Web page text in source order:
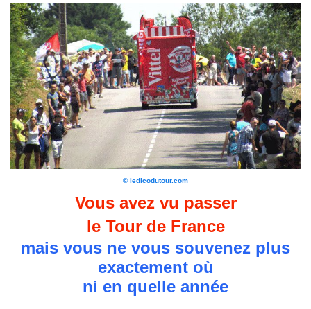
© ledicodutour.com
Vous avez vu passer
le Tour de France
mais vous ne vous souvenez plus
exactement où
ni en quelle année